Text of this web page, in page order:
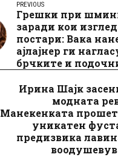
PREVIOUS
Грешки при
заради кои
постари: Вака
ајлајнер ги
брчките и
Ирина Шајк
модната
Манекенката
уникатен
предизвика